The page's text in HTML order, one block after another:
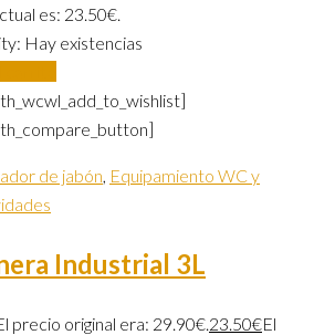
es: 23.50€.
Hay existencias
de jabón Equipamiento WC y
Industrial 3L
precio original era: 29.90€. 23.50€El